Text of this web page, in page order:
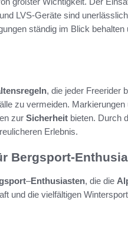
LVS-Geräte sind
ständig im Blick
, die jeder Freerider
zu vermeiden.
zur Sicherheit bieten. Durch
Erlebnis.
Bergsport-
–Enthusiasten, die die
und die vielfältigen